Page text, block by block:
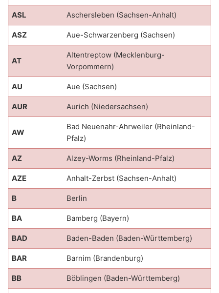
ASL Aschersleben (Sachsen-Anhalt)
ASZ Aue-Schwarzenberg (Sachsen)
AT
Altentreptow (Mecklenburg-
Vorpommern)
AU Aue (Sachsen)
AUR Aurich (Niedersachsen)
AW
Bad Neuenahr-Ahrweiler (Rheinland-
Pfalz)
AZ Alzey-Worms (Rheinland-Pfalz)
AZE Anhalt-Zerbst (Sachsen-Anhalt)
B Berlin
BA Bamberg (Bayern)
BAD Baden-Baden (Baden-Württemberg)
BAR Barnim (Brandenburg)
BB Böblingen (Baden-Württemberg)